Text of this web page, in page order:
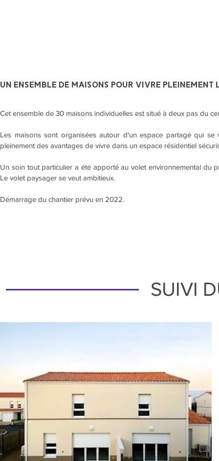
UN ENSEMBLE DE MAISONS POUR VIVRE PLEINEMENT
Cet ensemble de 30 maisons individuelles est situé à deux pas du
Les maisons sont organisées autour d'un espace partagé qui
pleinement des avantages de vivre dans un espace résidentiel
Un soin tout particulier a été apporté au volet environnemental du
Le volet paysager se veut ambitieux.
Démarrage du chantier prévu en 2022.
SUIVI